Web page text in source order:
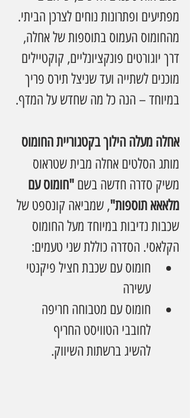
מפתיעים ופתרונות נוחים לצרכן הביתי.
מהחומוס העמוס בתוספות של אחלה,
דרך יוגורטים פונקציונליים, קוקטיילים
מוכנים לשתייה ועד שניצל תירס פריך
במיוחד – הנה כל מה שחדש על המדף.
אחלה מעלה הילוך בקטגוריית החומוס
מותג הסלטים אחלה מבית שטראוס
משיק סדרה חדשה בשם "חומוס עם
מלאאא תוספות", שמביאה קונספט של
שכבות נדיבות במיוחד מעל החומוס
הקלאסי. הסדרה כוללת שני טעמים:
חומוס עם שכבת חציל פיקנטי
עשירה
חומוס עם מטבוחה חריפה
לחובבי הטוויסט החריף
להשיג ברשתות השיווק.